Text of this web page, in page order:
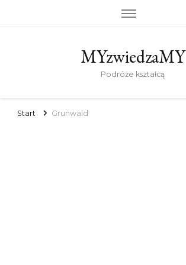
MYzwiedzaMY
Podróże kształcą
Start Grunwald